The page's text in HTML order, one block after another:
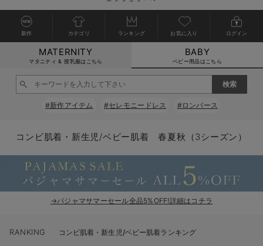
新生児服全て
ベビー服全て
ロンパース・カバーオール
ベビー ブルマ
ベビー スカート
シーズンアイテム全て
ベビー・新生児 寝具全て
ベビーベッド・布団 （ベビー・新生児）
ベビー 雑貨全て
ベビーチェア（ハイローチェア）・ベビーラック
ベビー 雑貨 小物
ベビー安全グッズ
お出かけグッズ全て
ベビー｜季節の特集全て
猛暑からベビーを守るひんやりグッズ
ベビーの動物なりきり特集
ベビー 夏のお役立ちグッズ特集
アウトレット全て
【アウトレット】ワンピース
【アウトレット】パジャマ
【アウトレット】インナー
特集全て
抗菌防臭加工
コットン素材
再入荷全て
再入荷｜インナー
戻る
送料無料アイテム全て
ワンピース
スカート
パジャマ
戻る
ブラキャミ おまとめ
戻る
【37周年祭セール】
【37周年祭セール】
戻る
気温差別オススメア
【15℃】3月下旬～
戻る
動きやすく着回しで
戻る
強撚スムース(コスパ
戻る
マタニティウェア
【おまとめ割】パジ
戻る
こだわりの履き心地
カジュアル
オフィス
戻る
ジャケット派
きれいめ美脚パンツ派
ツィード派
戻る
出産準備応援割全て
マタニティパジャマ
戻る
【オフィスカジュア
戻る
レギンスタイプ
戻る
【フォーマル】ワン
戻る
【ベビー】長袖
戻る
ハンカチ
短肌着
セット
戻る
快適ウェア10%OFF
快適ウェア10%OFF
戻る
春のマタニティワン
セットアップ・ レイ
ジャンパースカート/
ワーク・オフィス
戻る
Gift Selection 出産
〜3,000円（税込）
10,001円（税込）〜
女の子におススメの
戻る
冬の冷え対策インナ
薄くてあったか
保温&リカバリー
レギンス・タイツ
戻る
入院準備の持ち物チ
入院してすぐ使うグ
戻る
冬のあったか特集全て
【冬のあったか特集
【冬のあったか特集
新作 カテゴリ ランキング お気に入り ログイン
MATERNITY
マタニティ & 授乳服はこちら
BABY
ベビー用品はこちら
#新作アイテム #セレモニードレス #ロンパース
コンビ肌着・新生児/ベビー肌着 春夏秋（3シーズン）
→パジャマサマーセール全品5%OFF!詳細はコチラ
RANKING コンビ肌着・新生児/ベビー肌着ランキング
カートに入れる
閉じる